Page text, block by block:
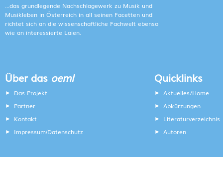
...das grundlegende Nachschlagewerk zu Musik und
Musikleben in Österreich in all seinen Facetten und
richtet sich an die wissenschaftliche Fachwelt ebenso
wie an interessierte Laien.
Über das oeml
Das Projekt
Partner
Kontakt
Impressum/Datenschutz
Quicklinks
Aktuelles/Home
Abkürzungen
Literaturverzeichnis
Autoren